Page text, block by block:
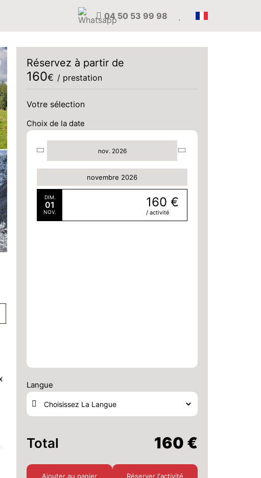
04 50 53 99 98
Réservez à partir de
160€ / prestation
Votre sélection
Choix de la date
nov. 2026
novembre 2026
DIM.
01
NOV.
160 €
/ activité
Langue
Total 160 €
Ajouter au panier Réserver l'activité